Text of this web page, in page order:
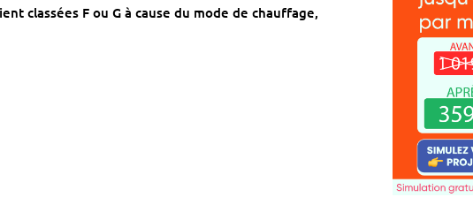
classées F ou G à cause du mode de chauffage,